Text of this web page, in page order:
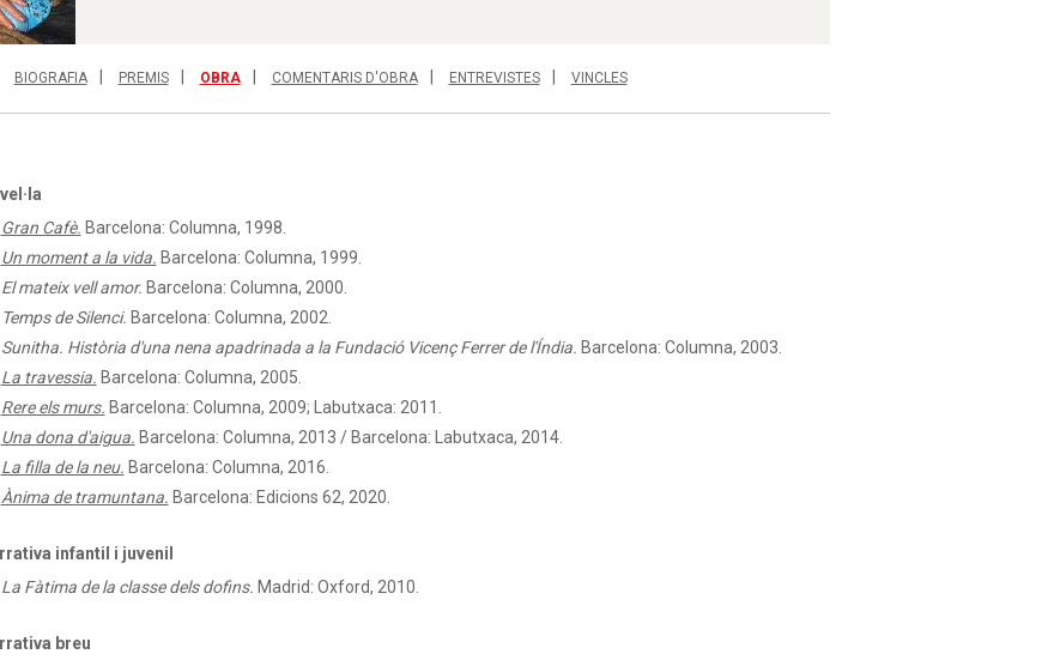
BIOGRAFIA PREMIS OBRA COMENTARIS D'OBRA ENTREVISTES VINCLES
Gran Cafè. Barcelona: Columna, 1998.
Un moment a la vida. Barcelona: Columna, 1999.
El mateix vell amor. Barcelona: Columna, 2000.
Temps de Silenci. Barcelona: Columna, 2002.
Sunitha. Història d'una nena apadrinada a la Fundació Vicenç Ferrer de l'Índia. Barcelona: Columna, 2003.
La travessia. Barcelona: Columna, 2005.
Rere els murs. Barcelona: Columna, 2009; Labutxaca: 2011.
Una dona d'aigua. Barcelona: Columna, 2013 / Barcelona: Labutxaca, 2014.
La filla de la neu. Barcelona: Columna, 2016.
Ànima de tramuntana. Barcelona: Edicions 62, 2020.
infantil i juvenil
La Fàtima de la classe dels dofins. Madrid: Oxford, 2010.
breu